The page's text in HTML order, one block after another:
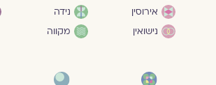
אירוסין
נישואין
נידה
מקווה